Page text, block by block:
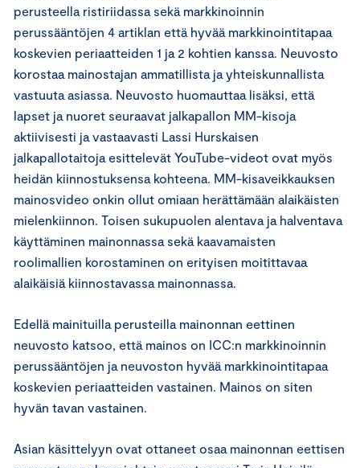
perusteella ristiriidassa sekä markkinoinnin
perussääntöjen 4 artiklan että hyvää markkinointitapaa
koskevien periaatteiden 1 ja 2 kohtien kanssa. Neuvosto
korostaa mainostajan ammatillista ja yhteiskunnallista
vastuuta asiassa. Neuvosto huomauttaa lisäksi, että
lapset ja nuoret seuraavat jalkapallon MM-kisoja
aktiivisesti ja vastaavasti Lassi Hurskaisen
jalkapallotaitoja esittelevät YouTube-videot ovat myös
heidän kiinnostuksensa kohteena. MM-kisaveikkauksen
mainosvideo onkin ollut omiaan herättämään alaikäisten
mielenkiinnon. Toisen sukupuolen alentava ja halventava
käyttäminen mainonnassa sekä kaavamaisten
roolimallien korostaminen on erityisen moitittavaa
alaikäisiä kiinnostavassa mainonnassa.
Edellä mainituilla perusteilla mainonnan eettinen
neuvosto katsoo, että mainos on ICC:n markkinoinnin
perussääntöjen ja neuvoston hyvää markkinointitapaa
koskevien periaatteiden vastainen. Mainos on siten
hyvän tavan vastainen.
Asian käsittelyyn ovat ottaneet osaa mainonnan eettisen